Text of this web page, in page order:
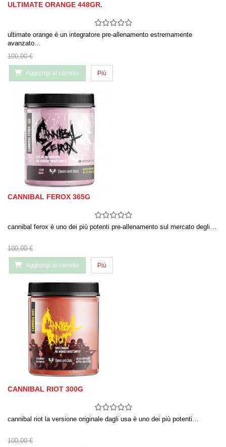
ULTIMATE ORANGE 448GR.
ultimate orange è un integratore pre-allenamento estremamente
avanzato…
100,00 €
Aggiungi al carrello Più
CANNIBAL FEROX 365G
cannibal ferox è uno dei più potenti pre-allenamento sul mercato degli…
100,00 €
Aggiungi al carrello Più
CANNIBAL RIOT 300G
cannibal riot la versione originale dagli usa è uno dei più potenti…
100,00 €